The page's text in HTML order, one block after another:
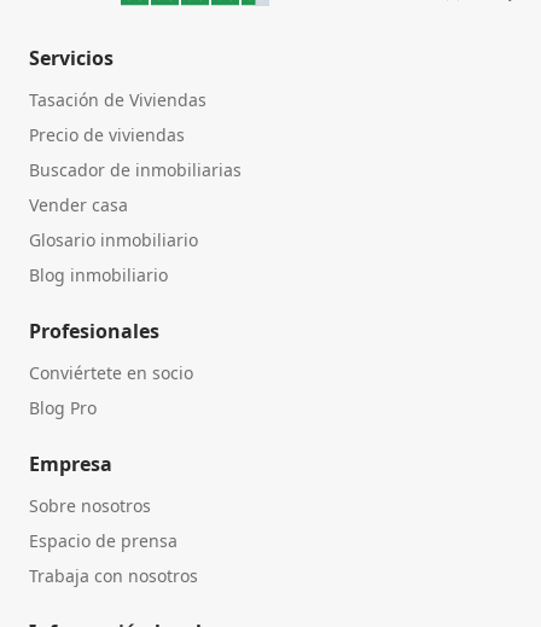
Servicios
Tasación de Viviendas
Precio de viviendas
Buscador de inmobiliarias
Vender casa
Glosario inmobiliario
Blog inmobiliario
Profesionales
Conviértete en socio
Blog Pro
Empresa
Sobre nosotros
Espacio de prensa
Trabaja con nosotros